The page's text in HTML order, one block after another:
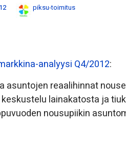
piksu-toimitus
analyysi Q4/2012:
asuntojen reaalihinnat
lainakatosta ja
nousupiikin